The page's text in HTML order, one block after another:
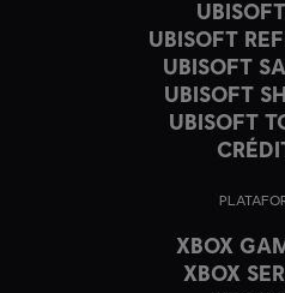
UBISOFT
UBISOFT
UBISOFT
UBISOFT
XBOX
XBOX